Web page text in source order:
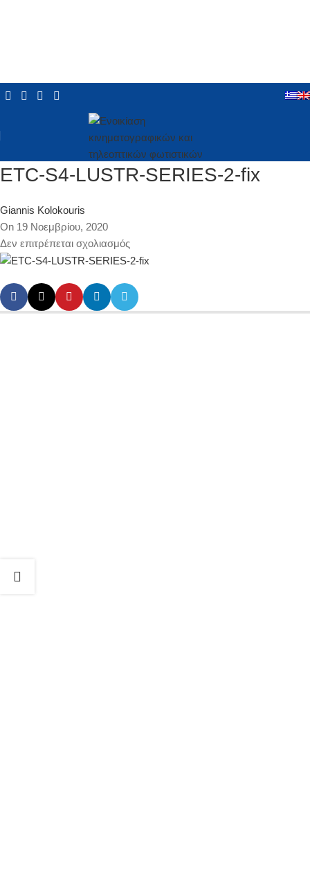
ETC-S4-LUSTR-SERIES-2-fix
Giannis Kolokouris
On 19 Νοεμβρίου, 2020
Δεν επιτρέπεται σχολιασμός